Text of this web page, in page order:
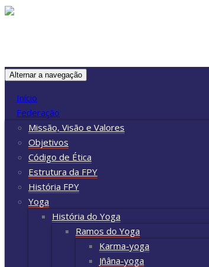
Skip
Alternar a navegação
Início
Federação
Missão, Visão e Valores
Objetivos
Código de Ética
Estrutura da FPY
História FPY
Yoga
História do Yoga
Ramos do Yoga
Karma-yoga
Jñâna-yoga